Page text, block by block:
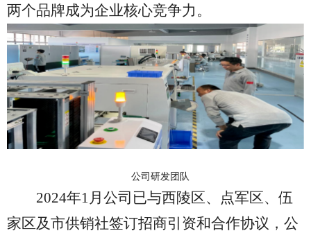
两个品牌成为企业核心竞争力。
公司研发团队
2024年1月公司已与西陵区、点军区、伍
家区及市供销社签订招商引资和合作协议，公